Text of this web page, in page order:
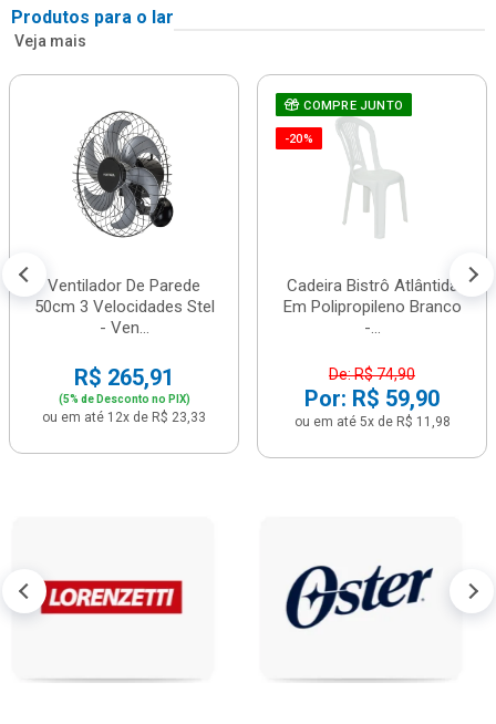
Produtos para o lar
Veja mais
Ventilador De Parede
50cm 3 Velocidades Stel
- Ven...
R$ 265,91
(5% de Desconto no PIX)
ou em até 12x de R$ 23,33
COMPRE JUNTO
-20%
Cadeira Bistrô Atlântida
Em Polipropileno Branco
-...
De: R$ 74,90
Por: R$ 59,90
ou em até 5x de R$ 11,98